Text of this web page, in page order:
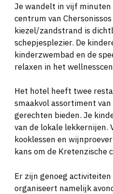
Je wandelt in vijf
centrum van
kiezel/zandstrand is
schepjesplezier. De
kinderzwembad en de
relaxen in het
Het hotel heeft twee
smaakvol assortiment
gerechten bieden. Je
van de lokale lekkernijen.
kooklessen en
kans om de Kretenzische
Er zijn genoeg
organiseert namelijk